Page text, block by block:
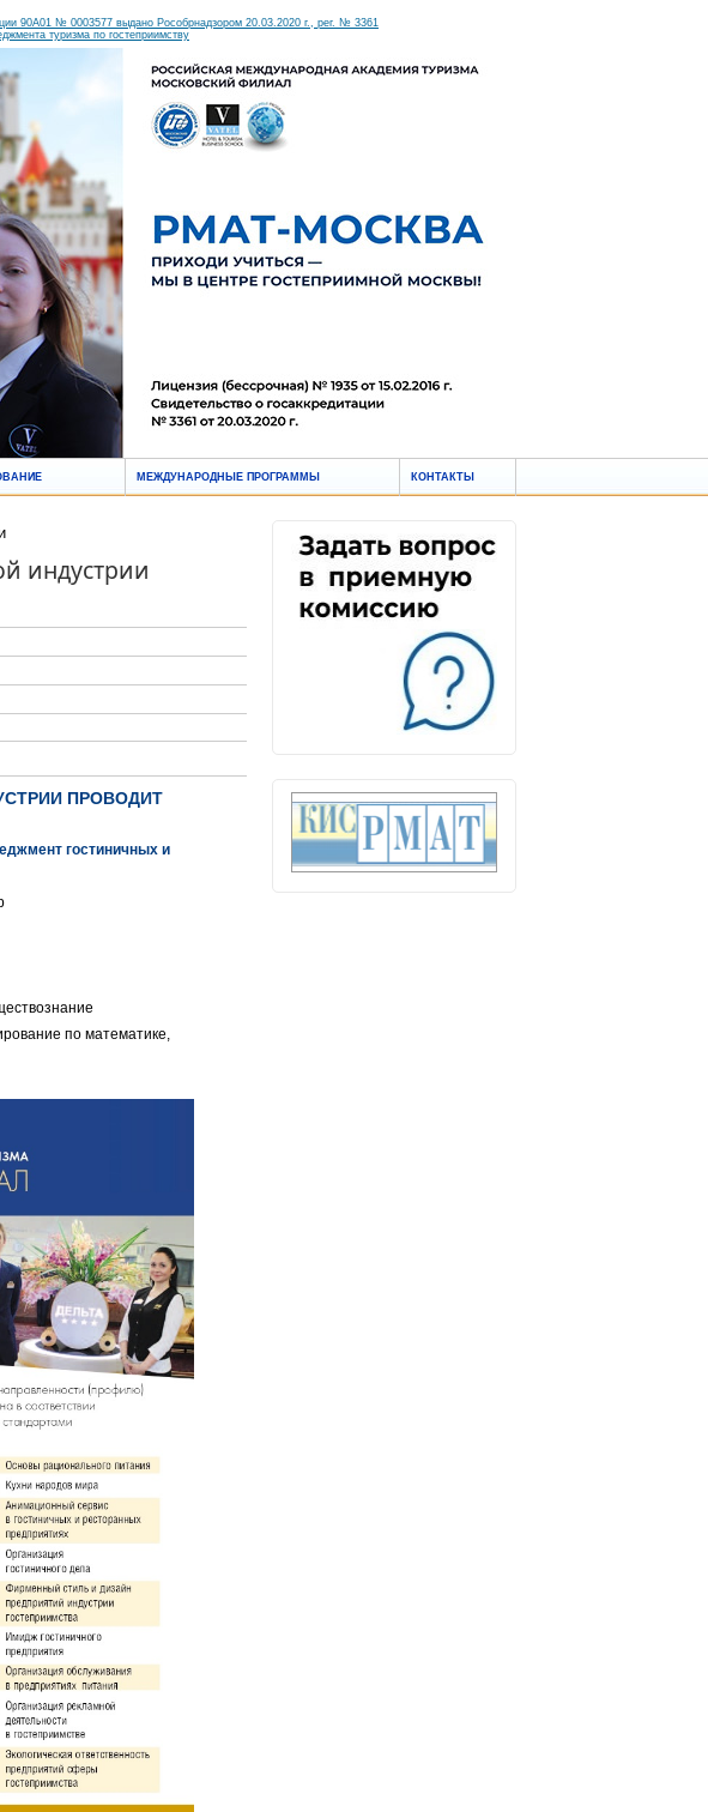
90А01 № 0003577 выдано Рособрнадзором 20.03.2020 г., рег. № 3361
туризма по гостеприимству
МЕЖДУНАРОДНЫЕ ПРОГРАММЫ КОНТАКТЫ
индустрии
ПРОВОДИТ
гостиничных и
по математике,